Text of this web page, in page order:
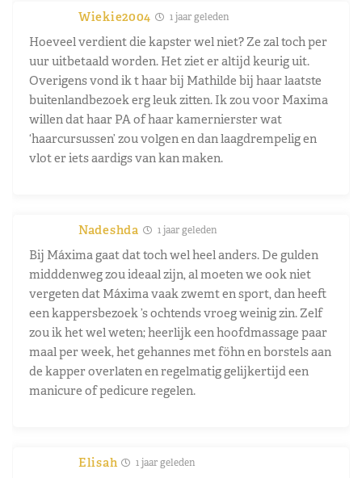
Wiekie2004 1 jaar geleden
Hoeveel verdient die kapster wel niet? Ze zal toch per
uur uitbetaald worden. Het ziet er altijd keurig uit.
Overigens vond ik t haar bij Mathilde bij haar laatste
buitenlandbezoek erg leuk zitten. Ik zou voor Maxima
willen dat haar PA of haar kamernierster wat
‘haarcursussen’ zou volgen en dan laagdrempelig en
vlot er iets aardigs van kan maken.
Nadeshda 1 jaar geleden
Bij Máxima gaat dat toch wel heel anders. De gulden
midddenweg zou ideaal zijn, al moeten we ook niet
vergeten dat Máxima vaak zwemt en sport, dan heeft
een kappersbezoek ’s ochtends vroeg weinig zin. Zelf
zou ik het wel weten; heerlijk een hoofdmassage paar
maal per week, het gehannes met föhn en borstels aan
de kapper overlaten en regelmatig gelijkertijd een
manicure of pedicure regelen.
Elisah 1 jaar geleden